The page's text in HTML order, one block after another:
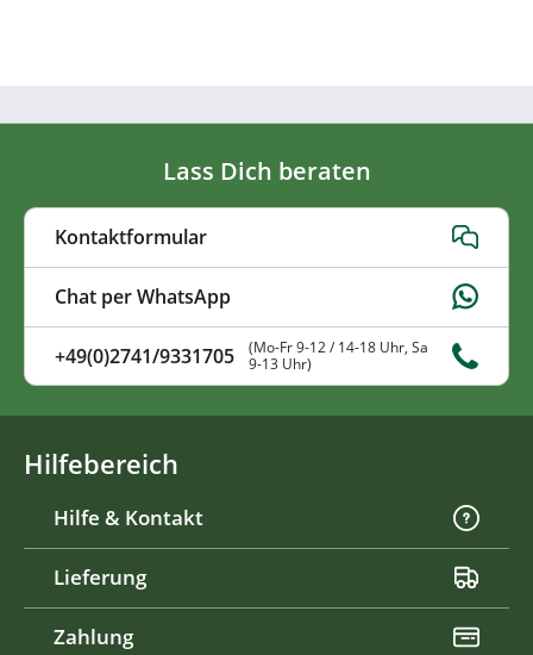
Lass Dich beraten
Kontaktformular
Chat per WhatsApp
+49(0)2741/9331705
(Mo-Fr 9-12 / 14-18 Uhr, Sa
9-13 Uhr)
Hilfebereich
Hilfe & Kontakt
Lieferung
Zahlung